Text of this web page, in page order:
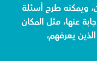
ويمكنه طرح أسئلة
عنها، مثل المكان
يعرفهم،